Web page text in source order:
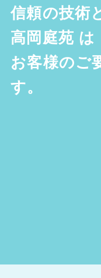
信頼の技術
高岡庭苑 は
お客様のご
す。